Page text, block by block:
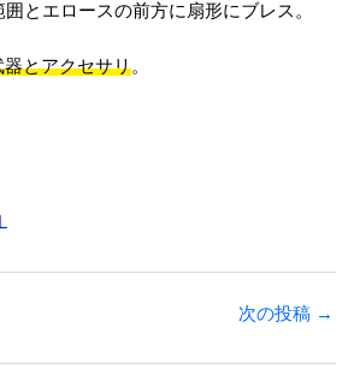
とエロースの前方に扇形にブレス。
器とアクセサリ。
次の投稿 →